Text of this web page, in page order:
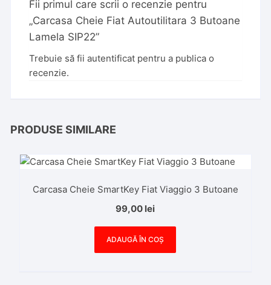
Fii primul care scrii o recenzie pentru
„Carcasa Cheie Fiat Autoutilitara 3 Butoane
Lamela SIP22”
Trebuie să fiiautentificat pentru a publica o
recenzie.
PRODUSE SIMILARE
Carcasa Cheie SmartKey Fiat Viaggio 3 Butoane
99,00 lei
ADAUGĂ ÎN COȘ